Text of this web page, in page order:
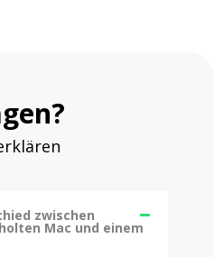
zwischen
Mac und einem